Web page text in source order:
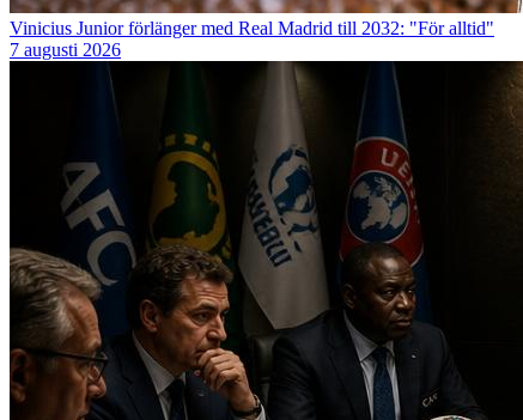
Vinicius Junior förlänger med Real Madrid till 2032: "För alltid"
7 augusti 2026